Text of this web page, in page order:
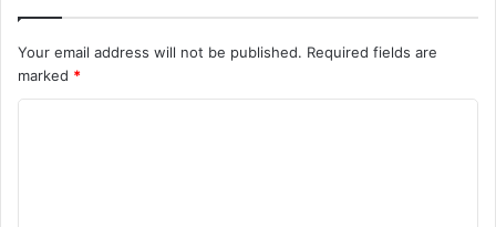
Your email address will not be published. Required fields are
marked *